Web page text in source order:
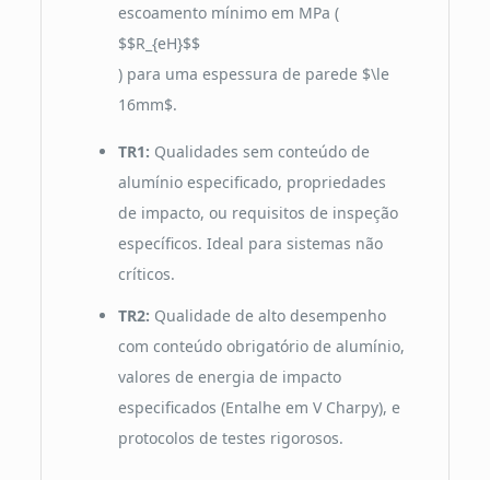
escoamento mínimo em MPa (
$$R_{eH}$$
) para uma espessura de parede $\le
16mm$.
TR1: Qualidades sem conteúdo de
alumínio especificado, propriedades
de impacto, ou requisitos de inspeção
específicos. Ideal para sistemas não
críticos.
TR2: Qualidade de alto desempenho
com conteúdo obrigatório de alumínio,
valores de energia de impacto
especificados (Entalhe em V Charpy), e
protocolos de testes rigorosos.